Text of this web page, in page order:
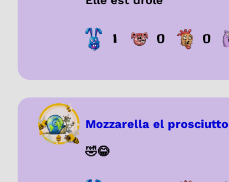
1 0 0
Mozzarella el prosciutto
🤣😂